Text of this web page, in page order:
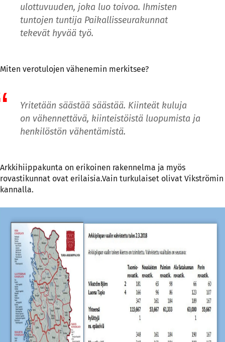
ulottuvuuden, joka luo toivoa. Ihmisten
tuntojen tuntija Paikallisseurakunnat
tekevät hyvää työ.
Miten verotulojen vähenemin merkitsee?
Yritetään säästää säästää. Kiinteät kuluja
on vähennettävä, kiinteistöistä luopumista ja
henkilöstön vähentämistä.
Arkkihiippakunta on erikoinen rakennelma ja myös
rovastikunnat ovat erilaisia.Vain turkulaiset olivat Vikströmin
kannalla.